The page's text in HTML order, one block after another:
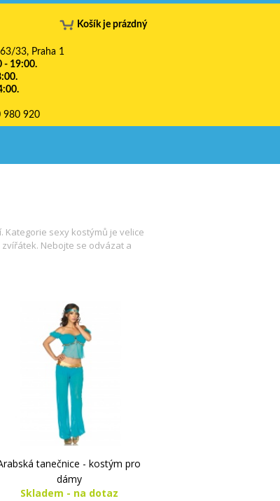
Košík je prázdný
33, Praha 1
- 19:00.
980 920
Kategorie sexy kostýmů je velice
Nebojte se odvázat a
tanečnice - kostým pro
dámy
Skladem - na dotaz